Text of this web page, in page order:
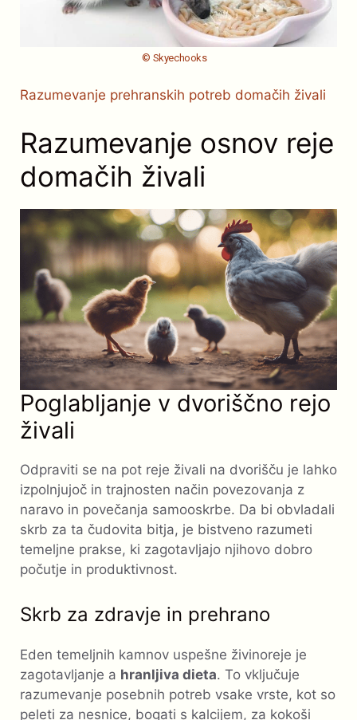
© Skyechooks
Razumevanje prehranskih potreb domačih živali
Razumevanje osnov reje
domačih živali
Poglabljanje v dvoriščno rejo
živali
Odpraviti se na pot reje živali na dvorišču je lahko
izpolnjujoč in trajnosten način povezovanja z
naravo in povečanja samooskrbe. Da bi obvladali
skrb za ta čudovita bitja, je bistveno razumeti
temeljne prakse, ki zagotavljajo njihovo dobro
počutje in produktivnost.
Skrb za zdravje in prehrano
Eden temeljnih kamnov uspešne živinoreje je
zagotavljanje a hranljiva dieta. To vključuje
razumevanje posebnih potreb vsake vrste, kot so
peleti za nesnice, bogati s kalcijem, za kokoši